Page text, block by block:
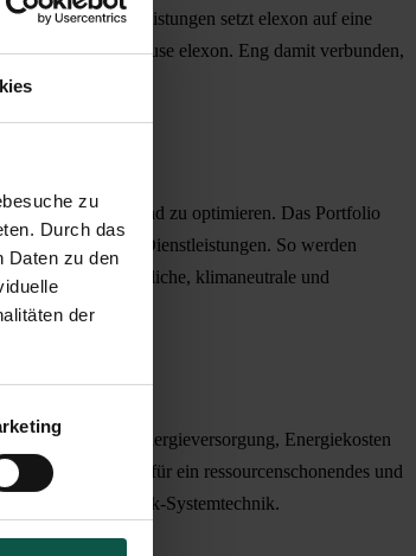
zu
Durch das
Daten zu den
der
Serviceleistungen setzt elexon auf eine
aus dem Hause elexon. Eng damit verbunden,
zu analysieren und zu optimieren. Das Portfolio
basierten Dienstleistungen. So werden
ganzheitliche, klimaneutrale und
dezentrale Energieversorgung, Energiekosten
als Grundlage für ein ressourcenschonendes und
für Photovoltaik-Systemtechnik.